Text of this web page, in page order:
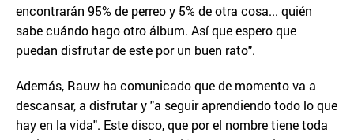
encontrarán 95% de perreo y 5% de otra cosa... quién
sabe cuándo hago otro álbum. Así que espero que
puedan disfrutar de este por un buen rato".
Además, Rauw ha comunicado que de momento va a
descansar, a disfrutar y "a seguir aprendiendo todo lo que
hay en la vida". Este disco, que por el nombre tiene toda